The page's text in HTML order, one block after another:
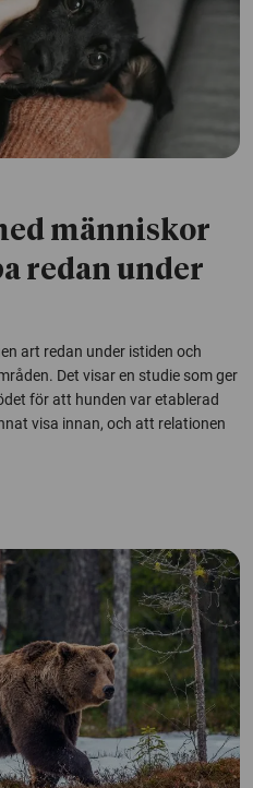
människor
redan under
art redan under istiden och
Det visar en studie som ger
för att hunden var etablerad
visa innan, och att relationen